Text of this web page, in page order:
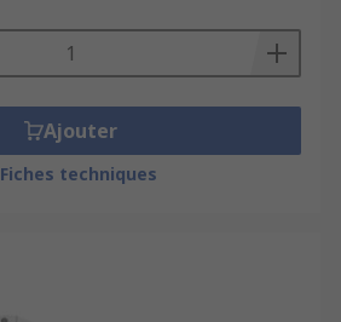
Ajouter
Fiches techniques